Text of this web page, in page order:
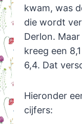
kwam, was
die wordt
Derlon.
kreeg een
6,4. Dat
Hieronder
cijfers: